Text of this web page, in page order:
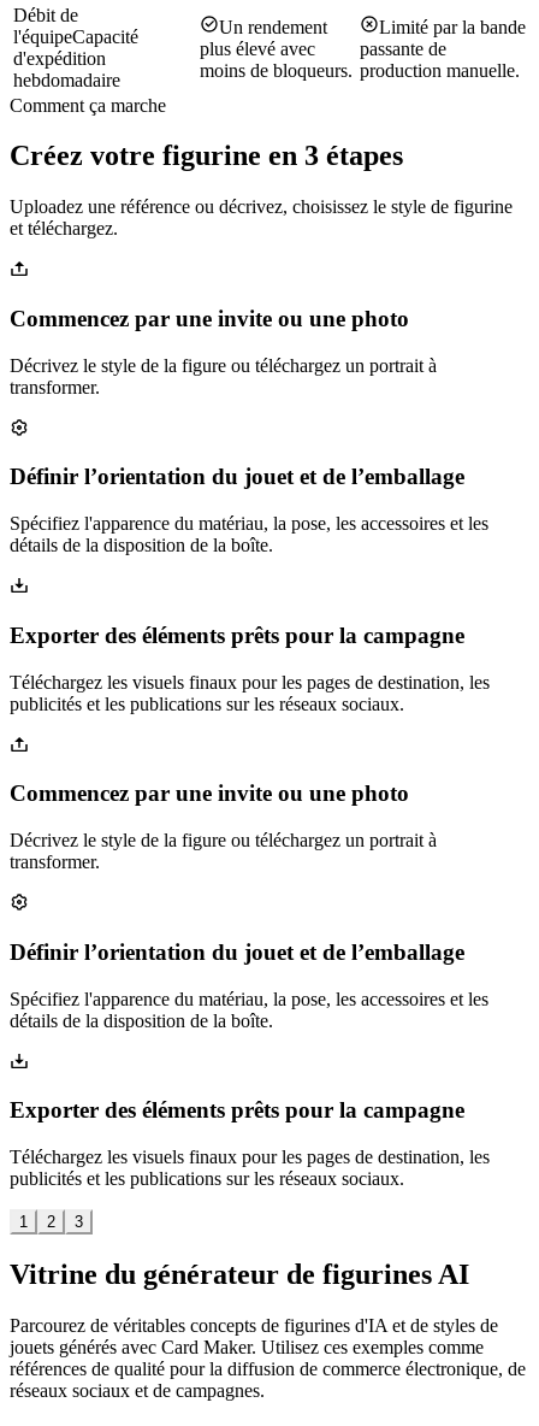
Débit de
l'équipeCapacité
d'expédition
hebdomadaire
Un rendement
plus élevé avec
moins de bloqueurs.
Limité par la bande
passante de
production manuelle.
Comment ça marche
Créez votre figurine en 3 étapes
Uploadez une référence ou décrivez, choisissez le style de figurine
et téléchargez.
Commencez par une invite ou une photo
Décrivez le style de la figure ou téléchargez un portrait à
transformer.
Définir l’orientation du jouet et de l’emballage
Spécifiez l'apparence du matériau, la pose, les accessoires et les
détails de la disposition de la boîte.
Exporter des éléments prêts pour la campagne
Téléchargez les visuels finaux pour les pages de destination, les
publicités et les publications sur les réseaux sociaux.
Commencez par une invite ou une photo
Décrivez le style de la figure ou téléchargez un portrait à
transformer.
Définir l’orientation du jouet et de l’emballage
Spécifiez l'apparence du matériau, la pose, les accessoires et les
détails de la disposition de la boîte.
Exporter des éléments prêts pour la campagne
Téléchargez les visuels finaux pour les pages de destination, les
publicités et les publications sur les réseaux sociaux.
1 2 3
Vitrine du générateur de figurines AI
Parcourez de véritables concepts de figurines d'IA et de styles de
jouets générés avec Card Maker. Utilisez ces exemples comme
références de qualité pour la diffusion de commerce électronique, de
réseaux sociaux et de campagnes.